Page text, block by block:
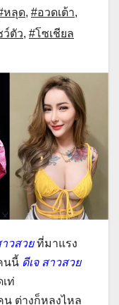
หลุด, #อวดเต้า,
ว์ตัว, #โซเชียล
วสวยที่มาแรง
นนี้ ดีเจ สาวสวย
ท่
น ต่างก็หลงไหล